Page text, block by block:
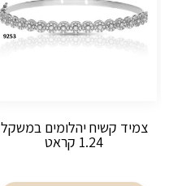
צמיד קשיח יהלומים במשקל
1.24 קראט